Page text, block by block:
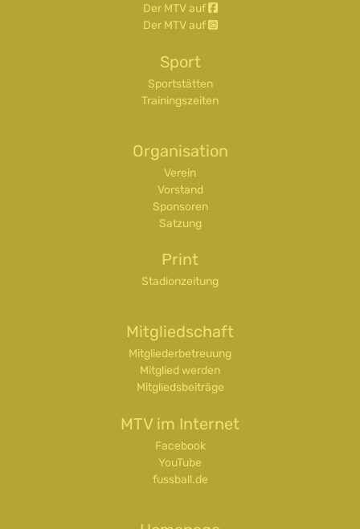
Der MTV auf
Der MTV auf
Sport
Sportstätten
Trainingszeiten
Organisation
Verein
Vorstand
Sponsoren
Satzung
Print
Stadionzeitung
Mitgliedschaft
Mitgliederbetreuung
Mitglied werden
Mitgliedsbeiträge
MTV im Internet
Facebook
YouTube
fussball.de